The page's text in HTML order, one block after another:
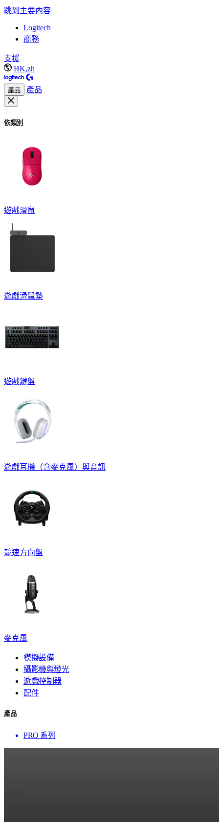
跳到主要內容
Logitech
商務
支援
HK,zh
產品 產品
依類別
遊戲滑鼠
遊戲滑鼠墊
遊戲鍵盤
遊戲耳機（含麥克風）與音訊
競速方向盤
麥克風
模擬設備
攝影機與燈光
遊戲控制器
配件
產品
PRO 系列